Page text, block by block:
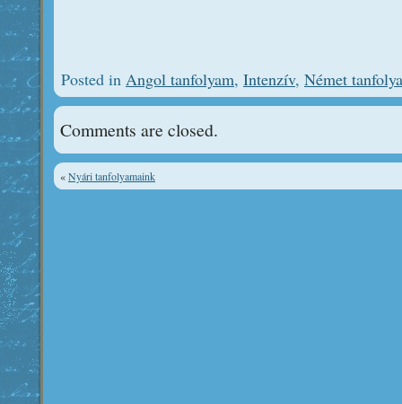
Posted in Angol tanfolyam, Intenzív, Német
Comments are closed.
«Nyári tanfolyamaink